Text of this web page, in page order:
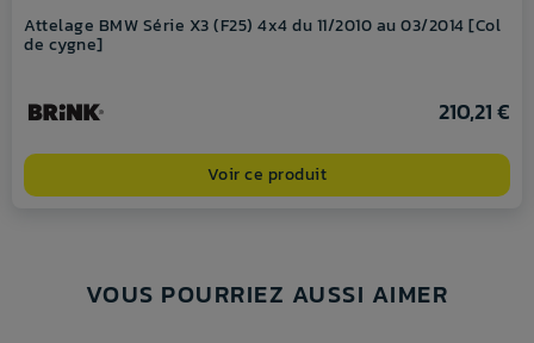
Attelage BMW Série X3 (F25) 4x4 du 11/2010 au 03/2014 [Col
de cygne]
210,21 €
Voir ce produit
VOUS POURRIEZ AUSSI AIMER